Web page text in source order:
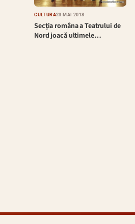
CULTURĂ23 MAI 2018
Secția româna a Teatrului de
Nord joacă ultimele…